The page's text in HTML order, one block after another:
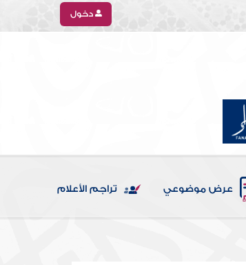
دخول
عرض موضوعي تراجم الأعلام